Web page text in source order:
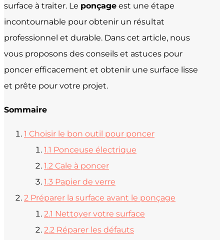
surface à traiter. Le ponçage est une étape
incontournable pour obtenir un résultat
professionnel et durable. Dans cet article, nous
vous proposons des conseils et astuces pour
poncer efficacement et obtenir une surface lisse
et prête pour votre projet.
Sommaire
1 Choisir le bon outil pour poncer
1.1 Ponceuse électrique
1.2 Cale à poncer
1.3 Papier de verre
2 Préparer la surface avant le ponçage
2.1 Nettoyer votre surface
2.2 Réparer les défauts